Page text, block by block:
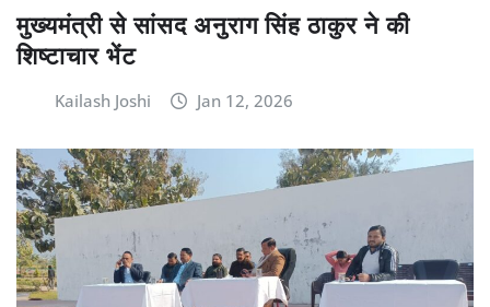
मुख्यमंत्री से सांसद अनुराग सिंह ठाकुर ने की
शिष्टाचार भेंट
Kailash Joshi Jan 12, 2026